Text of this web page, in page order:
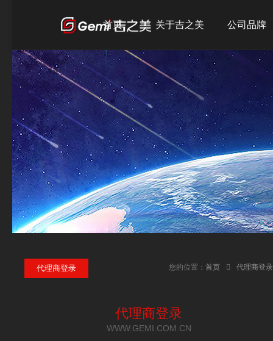
公司品牌
吉宝
吉优
关于吉之美
公司简介
发展历程
企业文化
荣誉资质
首页
您的位置： 首页 代理商登录
代理商登录
代理商登录
WWW.GEMI.COM.CN